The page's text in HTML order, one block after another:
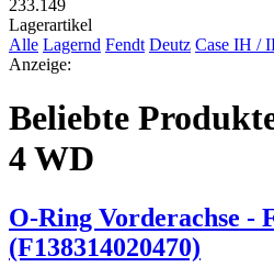
233.149
Lagerartikel
Alle Lagernd Fendt Deutz Case IH /
Anzeige:
Beliebte
4 WD
O-Ring Vorderachse -
(F138314020470)